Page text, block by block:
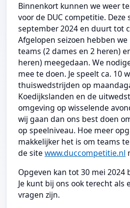
Binnenkort kunnen we weer
voor de DUC competitie. Deze
september 2024 en duurt tot
Afgelopen seizoen hebben
teams (2 dames en 2 heren)
heren) meegedaan. We
mee te doen. Je speelt ca. 10
thuiswedstrijden op
Koedijkslanden en de
omgeving op wisselende
wij gaan dan ons best doen
op speelniveau. Hoe meer
makkelijker het is om teams
de site www.duccompetitie.nl
Opgeven kan tot 30 mei 2024
Je kunt bij ons ook terecht als
vragen zijn.